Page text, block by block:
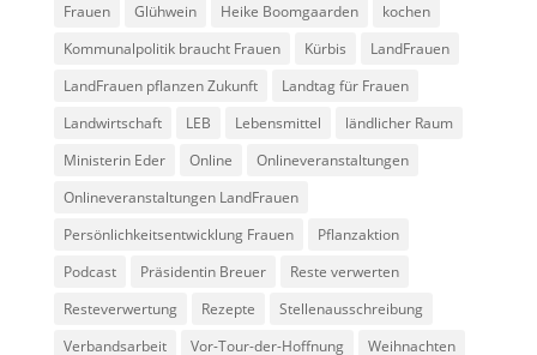
Frauen
Glühwein Heike Boomgaarden
kochen
Kommunalpolitik braucht Frauen
Kürbis
LandFrauen
LandFrauen pflanzen Zukunft
Landtag für Frauen
Landwirtschaft
LEB Lebensmittel
ländlicher Raum
Ministerin Eder
Online
Onlineveranstaltungen
Onlineveranstaltungen LandFrauen
Persönlichkeitsentwicklung Frauen
Pflanzaktion
Podcast
Präsidentin Breuer
Reste verwerten
Resteverwertung
Rezepte
Stellenausschreibung
Verbandsarbeit
Vor-Tour-der-Hoffnung
Weihnachten